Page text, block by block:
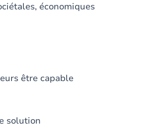
économiques
être capable
solution